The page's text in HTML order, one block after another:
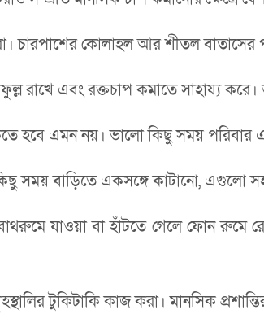
চারপাশের কোলাহল আর শীতল বাতাসের
রাখে এবং রক্তচাপ কমাতে সাহায্য
হবে এমন নয়। ভালো কিছু সময় পরিবার
কিছু সময় বাড়িতে একসঙ্গে কাটানো, এগুলো
যাওয়া বা হাঁটতে গেলে ফোন রুমে
টুকিটাকি কাজ করা। মানসিক